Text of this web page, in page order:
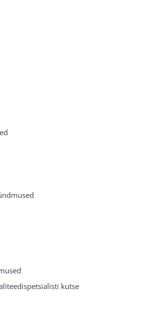
kutse